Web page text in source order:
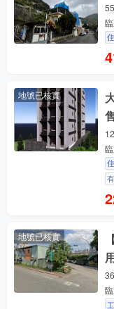
地號已核實
地號已核實